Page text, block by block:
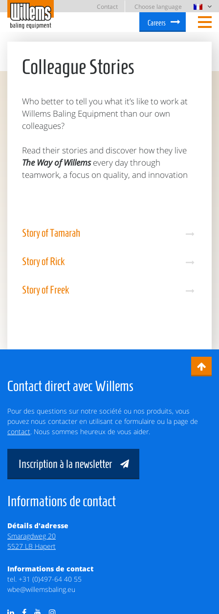
Contact
Choose language
Careers
Colleague Stories
Who better to tell you what it’s like to work at
Willems Baling Equipment than our own
colleagues?
Read their stories and discover how they live
The Way of Willemsevery day through
teamwork, a focus on quality, and innovation
Story of Tamarah
Story of Rick
Story of Freek
Contact direct avec Willems
Pour des questions sur notre société ou nos produits, vous
pouvez nous contacter en utilisant ce formulaire ou la page de
contact . Nous sommes heureux de vous aider.
Inscription à la newsletter
Informations de contact
Détails d'adresse
Smaragdweg 20
5527 LB Hapert
Informations de contact
tel. +31 (0)497-64 40 55
wbe@willemsbaling.eu